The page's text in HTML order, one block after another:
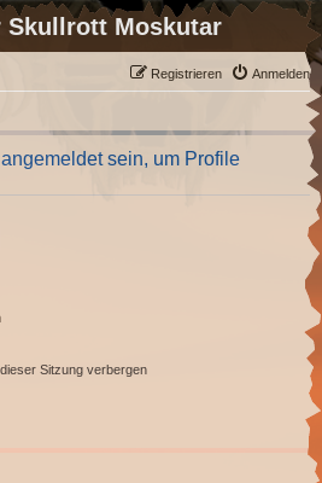
Skullrott Moskutar
Anmelden
Registrieren
sein, um Profile
Sitzung verbergen